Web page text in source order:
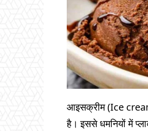
आइसक्रीम (Ice
है। इससे धमनियों में